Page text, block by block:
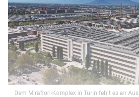
Dem Mirafiori-Komplex in Turin fehlt es an